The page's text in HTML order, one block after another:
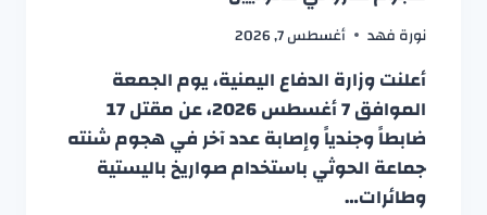
نورة فهد أغسطس 7, 2026
أعلنت وزارة الدفاع اليمنية، يوم الجمعة
الموافق 7 أغسطس 2026، عن مقتل 17
ضابطاً وجندياً وإصابة عدد آخر في هجوم شنته
جماعة الحوثي باستخدام صواريخ باليستية
وطائرات…